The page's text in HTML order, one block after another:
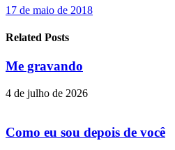
17 de maio de 2018
Related Posts
Me gravando
4 de julho de 2026
Como eu sou depois de você